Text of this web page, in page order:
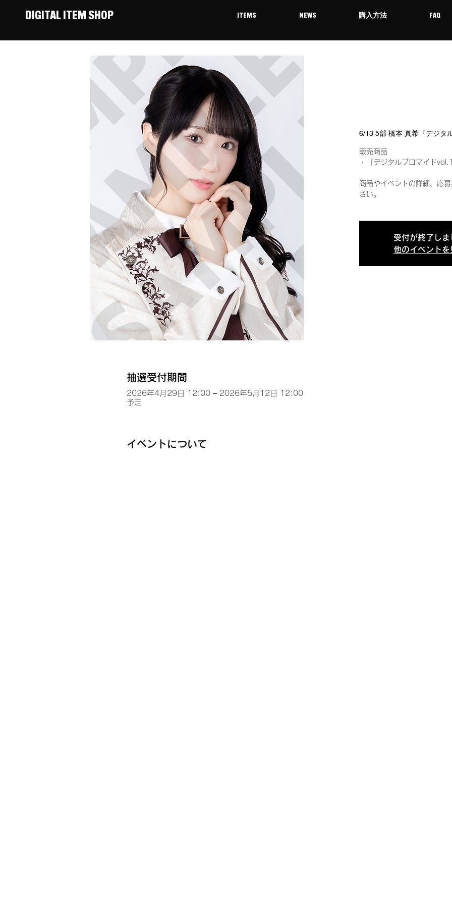
DIGITAL ITEM SHOP ITEMS NEWS 購入方法 FAQ
6/13 5部 橋本 真希『デジタ
販売商品
・『デジタルブロマイド
商品やイベントの詳細、応
さい。
受付が終了しま
他のイベントを
抽選受付期間
2026年4月29日 12:00 – 2026年5月12日 12:00
予定
イベントについて